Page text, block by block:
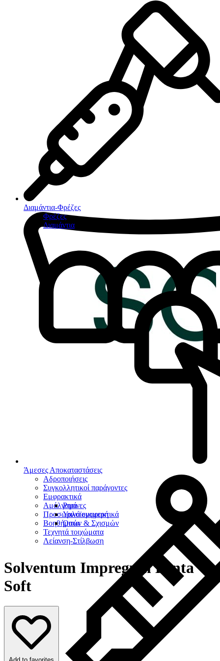
Διαμάντια-Φρέζες
Φρέζες
Διαμάντια
Άμεσες Αποκαταστάσεις
Αδροποιήσεις
Συγκολλητικοί παράγοντες
Εμφρακτικά
Ρητίνες
Υαλοϊονομερή
Οπών & Σχισμών
Αμάλγαμα
Προσωρινά εμφρακτικά
Βοηθήματα
Τεχνητά τοιχώματα
Λείανση-Στίλβωση
Solventum Impregum Penta
Soft